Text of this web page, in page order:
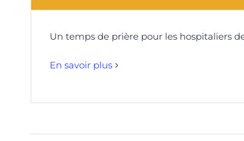
Un temps de prière pour les
En savoir plus